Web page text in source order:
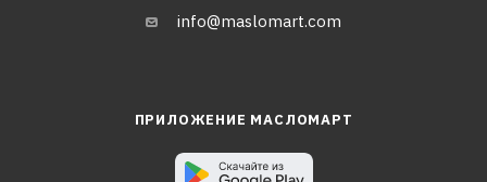
info@maslomart.com
ПРИЛОЖЕНИЕ МАСЛОМАРТ